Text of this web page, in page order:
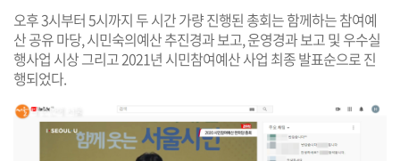
오후 3시부터 5시까지 두 시간 가량 진행된 총회는 함께하는 참여예
산 공유 마당, 시민숙의예산 추진경과 보고, 운영경과 보고 및 우수실
행사업 시상 그리고 2021년 시민참여예산 사업 최종 발표순으로 진
행되었다.